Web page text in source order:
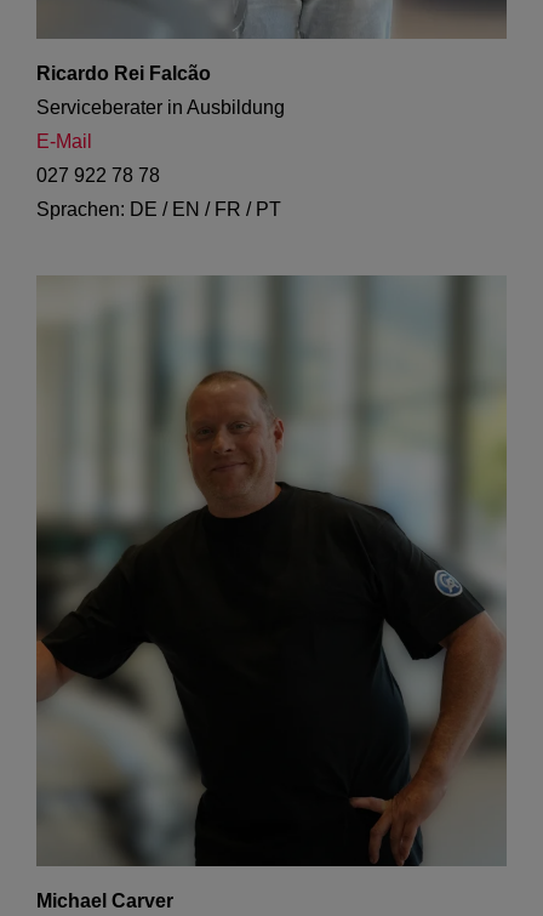
Ricardo Rei Falcão
Serviceberater in Ausbildung
E-Mail
027 922 78 78
Sprachen: DE / EN / FR / PT
Michael Carver